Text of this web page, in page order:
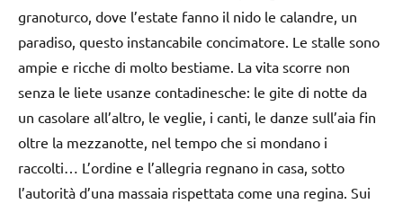
granoturco, dove l’estate fanno il nido le calandre, un
paradiso, questo instancabile concimatore. Le stalle sono
ampie e ricche di molto bestiame. La vita scorre non
senza le liete usanze contadinesche: le gite di notte da
un casolare all’altro, le veglie, i canti, le danze sull’aia fin
oltre la mezzanotte, nel tempo che si mondano i
raccolti… L’ordine e l’allegria regnano in casa, sotto
l’autorità d’una massaia rispettata come una regina. Sui